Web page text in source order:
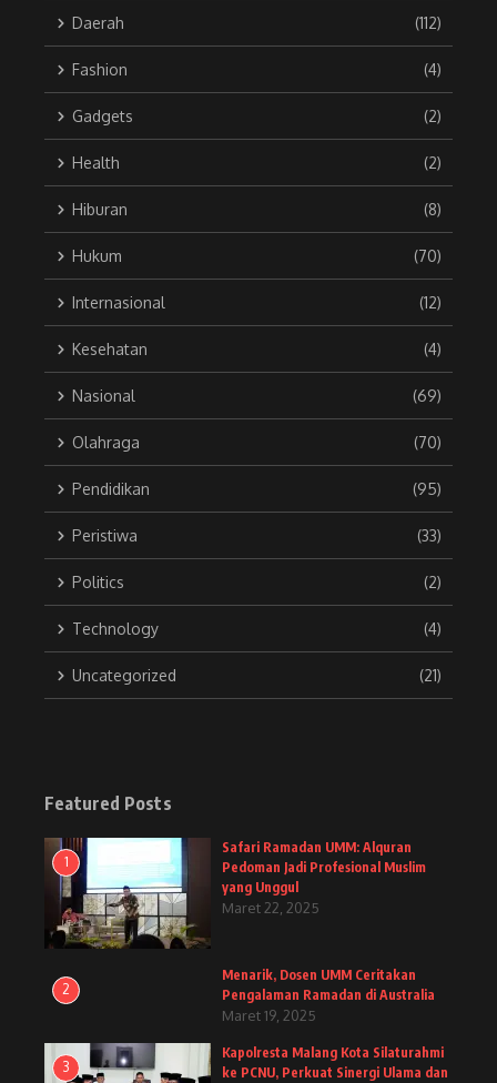
Daerah (112)
Fashion (4)
Gadgets (2)
Health (2)
Hiburan (8)
Hukum (70)
Internasional (12)
Kesehatan (4)
Nasional (69)
Olahraga (70)
Pendidikan (95)
Peristiwa (33)
Politics (2)
Technology (4)
Uncategorized (21)
Featured Posts
1
Safari Ramadan UMM: Alquran
Pedoman Jadi Profesional Muslim
yang Unggul
Maret 22, 2025
2
Menarik, Dosen UMM Ceritakan
Pengalaman Ramadan di Australia
Maret 19, 2025
3
Kapolresta Malang Kota Silaturahmi
ke PCNU, Perkuat Sinergi Ulama dan